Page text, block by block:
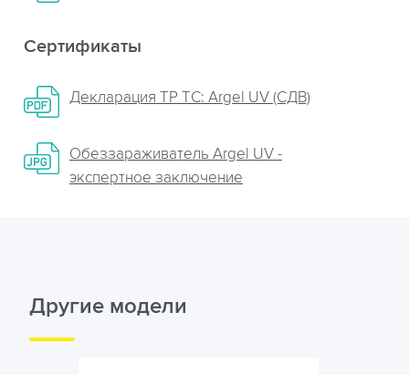
Сертификаты
Декларация ТР ТС: Argel UV (СДВ)
Обеззараживатель Argel UV -
экспертное заключение
Другие модели